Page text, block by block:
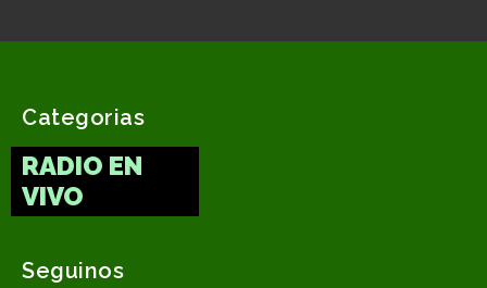
Categorias
RADIO EN
VIVO
Seguinos